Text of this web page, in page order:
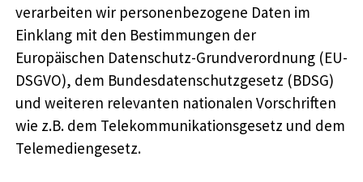
verarbeiten wir personenbezogene Daten im
Einklang mit den Bestimmungen der
Europäischen Datenschutz-Grundverordnung (EU-
DSGVO), dem Bundesdatenschutzgesetz (BDSG)
und weiteren relevanten nationalen Vorschriften
wie z.B. dem Telekommunikationsgesetz und dem
Telemediengesetz.